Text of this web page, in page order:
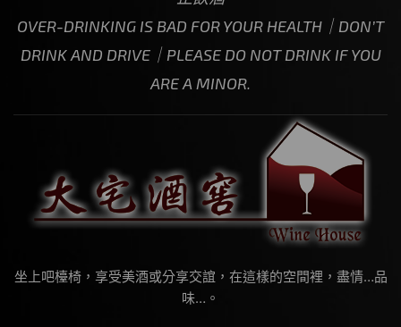
OVER-DRINKING IS BAD FOR YOUR HEALTH｜DON’T
DRINK AND DRIVE｜PLEASE DO NOT DRINK IF YOU
ARE A MINOR.
坐上吧檯椅，享受美酒或分享交誼，在這樣的空間裡，盡情…品
味…。